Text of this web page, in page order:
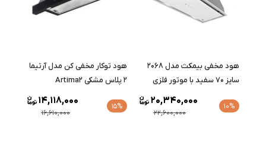
هود مخفی بیمکث مدل 2068
سایز 70 سفید با موتور فلزی
10%
22,600,000
20,340,000
هود توکار مخفی کن مدل آرتیما
2 پلاس مشکی Artima2
15%
16,610,000
14,118,000